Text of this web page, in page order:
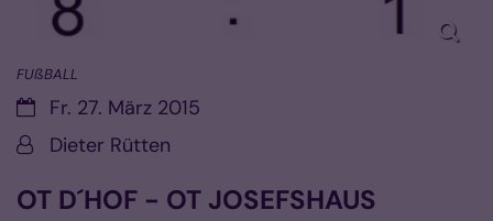
FUßBALL
Datum:Fr. 27. März 2015
Von:Dieter Rütten
OT D´HOF - OT JOSEFSHAUS